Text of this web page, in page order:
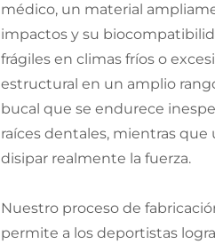
médico, un material
impactos y su
frágiles en climas fríos o
estructural en un amplio
bucal que se endurece
raíces dentales, mientras
disipar realmente la fuerza.
Nuestro proceso de
permite a los deportistas